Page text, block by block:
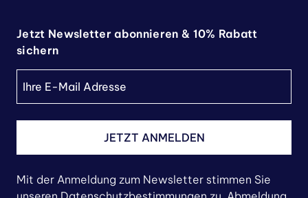
Jetzt Newsletter abonnieren & 10% Rabatt
sichern
JETZT ANMELDEN
Mit der Anmeldung zum Newsletter stimmen Sie